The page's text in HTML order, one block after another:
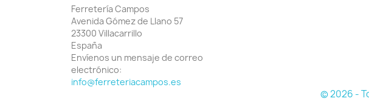
Ferretería Campos
Avenida Gómez de Llano 57
23300 Villacarrillo
España
Envíenos un mensaje de correo
electrónico:
info@ferreteriacampos.es
© 2026 -